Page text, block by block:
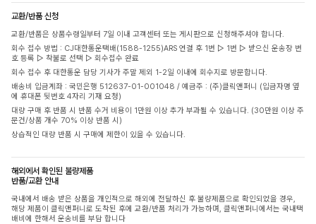
교환/반품 신청
교환/반품은 상품수령일부터 7일 이내 고객센터 또는 게시판으로 신청해주셔야 합니다.
회수 접수 방법 : CJ대한통운택배(1588-1255)ARS 연결 후 1번 ▷ 1번 ▷ 받으신 운송장 번
호 등록 ▷ 착불로 선택 ▷ 회수접수 완료
회수 접수 후 대한통운 담당 기사가 주말 제외 1-2일 이내에 회수지로 방문합니다.
배송비 입금계좌 : 국민은행 512637-01-001048 / 예금주 : (주)클릭앤퍼니 (입금자명 옆
에 휴대폰 뒷번호 4자리 기재 요청)
대량 구매 후 반품 시 반품 수거 비용이 1만원 이상 추가 부과될 수 있습니다. (30만원 이상 주
문건/상품 개수 70% 이상 반품 시)
상습적인 대량 반품 시 구매에 제한이 있을 수 있습니다.
해외에서 확인된 불량제품
반품/교환 안내
국내에서 배송 받은 상품을 개인적으로 해외에 전달하신 후 불량제품으로 확인되었을 경우,
해당 제품이 클릭앤퍼니로 도착된 후에 교환/반품 처리가 가능하며, 클릭앤퍼니에서는 국내택
배비에 한해서 운송비를 부담 합니다